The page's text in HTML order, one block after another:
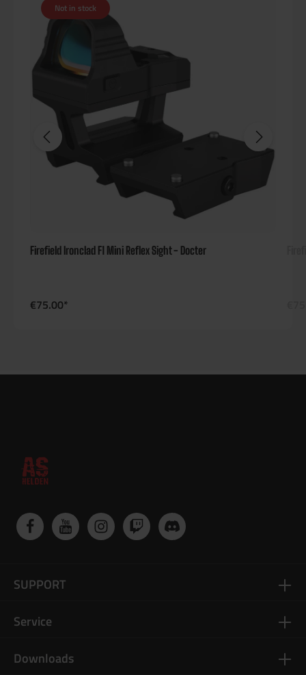
Not in stock
Firefield Ironclad F1 Mini Reflex Sight - Docter
€75.00*
SUPPORT
Service
Downloads